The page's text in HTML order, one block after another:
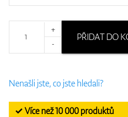
+
-
PŘIDAT DO
Nenašli jste, co jste hledali?
✓ Více než 10 000 produktů